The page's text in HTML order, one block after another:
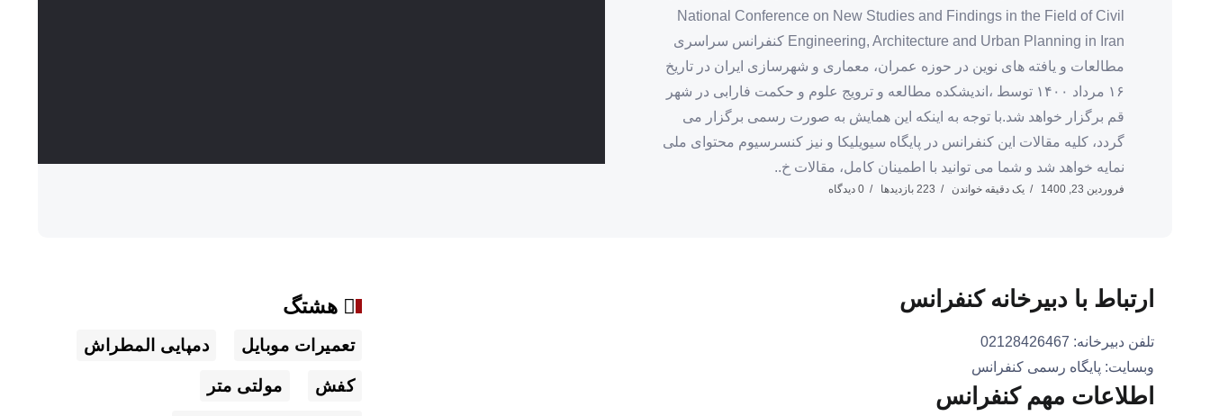
National Conference on New Studies and Findings in the Field of Civil
Engineering, Architecture and Urban Planning in Iran کنفرانس سراسری
مطالعات و یافته های نوین در حوزه عمران، معماری و شهرسازی ایران در تاریخ
۱۶ مرداد ۱۴۰۰ توسط ،اندیشکده مطالعه و ترویج علوم و حکمت فارابی در شهر
قم برگزار خواهد شد.با توجه به اینکه این همایش به صورت رسمی برگزار می
گردد، کلیه مقالات این کنفرانس در پایگاه سیویلیکا و نیز کنسرسیوم محتوای ملی
نمایه خواهد شد و شما می توانید با اطمینان کامل، مقالات خ..
فروردین 23, 1400 یک دقیقه خواندن 223 بازدیدها 0 دیدگاه
ارتباط با دبیرخانه کنفرانس
تلفن دبیرخانه: 02128426467
وبسایت: پایگاه رسمی کنفرانس
اطلاعات مهم کنفرانس
هشتگ
تعمیرات موبایل دمپایی المطراش
کفش مولتی متر